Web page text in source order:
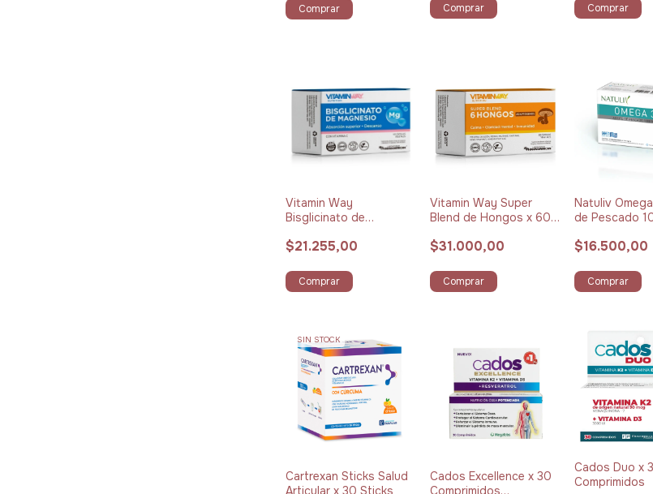
Comprar Comprar Comprar
Vitamin Way
Bisglicinato de
Cápsulas
$21.255,00
Comprar
Vitamin Way Super
Blend de Hongos x 60
$31.000,00
Comprar
Natuliv
de Pescado
$16.500,00
Comprar
SIN STOCK
Cartrexan Sticks Salud
Cados Excellence x 30
Cados Duo x
Comprimidos